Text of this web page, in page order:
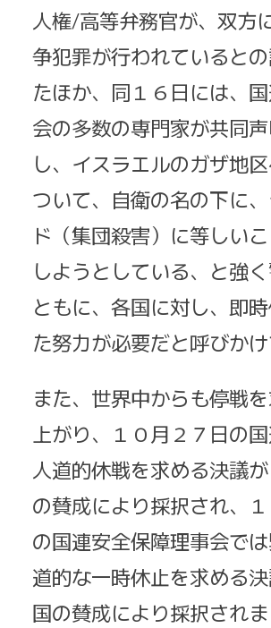
人権/高等弁務官が、双方
争犯罪が行われていると
たほか、同１６日には、
会の多数の専門家が共同
し、イスラエルのガザ地
ついて、自衛の名の下に
ド（集団殺害）に等しい
しようとしている、と強
ともに、各国に対し、即
た努力が必要だと呼びかけ
また、世界中からも停戦
上がり、１０月２７日の
人道的休戦を求める決議
の賛成により採択され、
の国連安全保障理事会で
道的な一時休止を求める
国の賛成により採択されま